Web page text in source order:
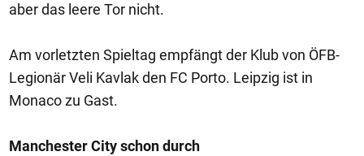
aber das leere Tor nicht.
Am vorletzten Spieltag empfängt der Klub von ÖFB-
Legionär Veli Kavlak den FC Porto. Leipzig ist in
Monaco zu Gast.
Manchester City schon durch